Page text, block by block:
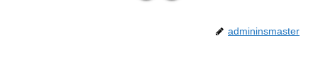
admininsmaster